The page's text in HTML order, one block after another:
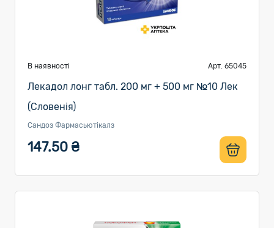
В наявності Арт. 65045
Лекадол лонг табл. 200 мг + 500 мг №10 Лек
(Словенія)
Сандоз Фармасьютікалз
147.50 ₴